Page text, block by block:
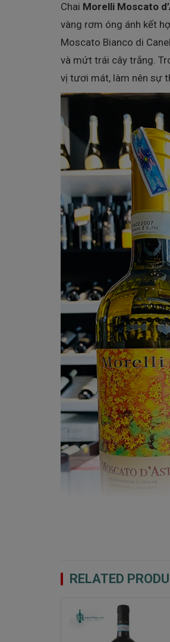
Chai Morelli Moscato
vàng rơm óng ánh kết
Moscato Bianco di
và mứt trái cây trắng.
vị tươi mát, làm nên sự
RELATED